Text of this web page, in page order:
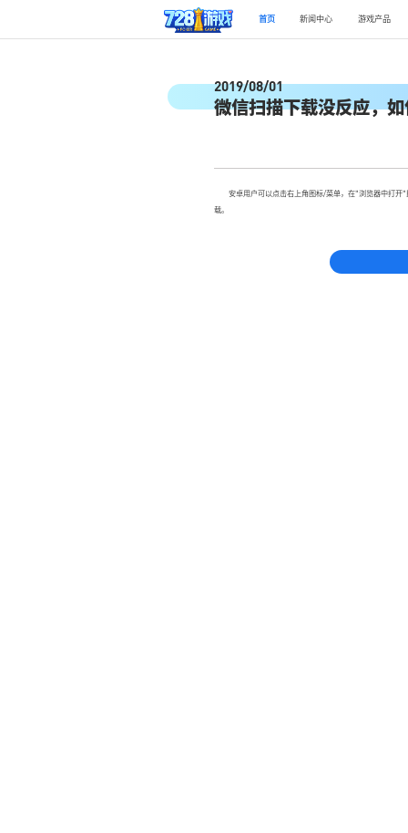
首页 新闻中心 游戏产品
2019/08/01
微信扫描下载没反应，
安卓用户可以点击右上角图标/菜单，在"浏览器中打
载。